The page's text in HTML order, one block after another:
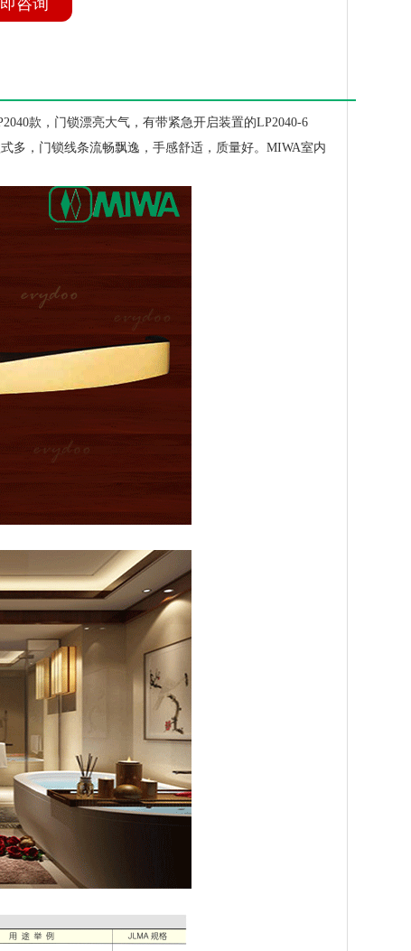
咨询
款，门锁漂亮大气，有带紧急开启装置的LP2040-6
多，门锁线条流畅飘逸，手感舒适，质量好。MIWA室内